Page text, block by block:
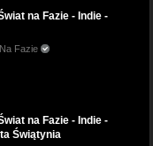
na Fazie - Indie -
Fazie
na Fazie - Indie -
Świątynia